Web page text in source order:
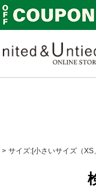
サイズ:[小さいサイズ（XS